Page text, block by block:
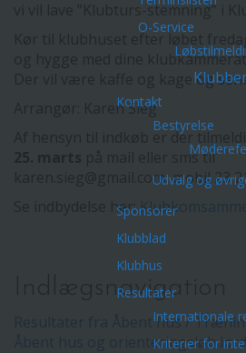
O-Service
Kontakt
Bestyrelse
Udvalg og
Sponsorer
Klubblad
Klubhus
Resultater
Internationale
Kriterier for
vi vil lave ”Klubturs-stemning” i
og hygge med dine
Der vil være kaffe og kage og
Arrangør: Karen Sieg
Af hensyn til indkøb er der
på mail eller sms til
karen.sieg@gmail.com, mobil 23
Se indbydelse her:
Indlægsnavigation
Resultater fra Åbent hus /
Åbent hus og orienteringsløb